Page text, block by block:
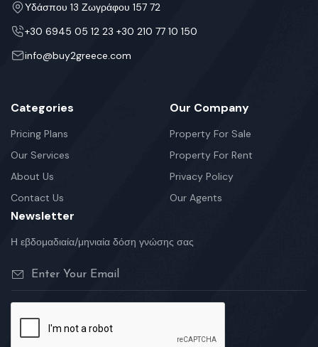
Υδάσπου 13 Ζωγράφου 157 72
+30 6945 05 12 23 +30 210 77 10 150
info@buy2greece.com
Categories
Pricing Plans
Our Services
About Us
Contact Us
Our Company
Property For Sale
Property For Rent
Privacy Policy
Our Agents
Newsletter
Η εβδομαδιαία/μηνιαία δόση γνώσης σας